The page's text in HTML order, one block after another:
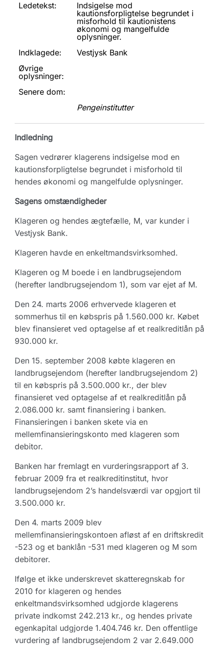
Ledetekst:
Indsigelse mod
kautionsforpligtelse begrundet i
misforhold til kautionistens
økonomi og mangelfulde
oplysninger.
Indklagede:
Vestjysk Bank
Øvrige
oplysninger:
Senere dom:
Pengeinstitutter
Indledning
Sagen vedrører klagerens indsigelse mod en
kautionsforpligtelse begrundet i misforhold til
hendes økonomi og mangelfulde oplysninger.
Sagens omstændigheder
Klageren og hendes ægtefælle, M, var kunder i
Vestjysk Bank.
Klageren havde en enkeltmandsvirksomhed.
Klageren og M boede i en landbrugsejendom
(herefter landbrugsejendom 1), som var ejet af M.
Den 24. marts 2006 erhvervede klageren et
sommerhus til en købspris på 1.560.000 kr. Købet
blev finansieret ved optagelse af et realkreditlån på
930.000 kr.
Den 15. september 2008 købte klageren en
landbrugsejendom (herefter landbrugsejendom 2)
til en købspris på 3.500.000 kr., der blev
finansieret ved optagelse af et realkreditlån på
2.086.000 kr. samt finansiering i banken.
Finansieringen i banken skete via en
mellemfinansieringskonto med klageren som
debitor.
Banken har fremlagt en vurderingsrapport af 3.
februar 2009 fra et realkreditinstitut, hvor
landbrugsejendom 2’s handelsværdi var opgjort til
3.500.000 kr.
Den 4. marts 2009 blev
mellemfinansieringskontoen afløst af en driftskredit
-523 og et banklån -531 med klageren og M som
debitorer.
Ifølge et ikke underskrevet skatteregnskab for
2010 for klageren og hendes
enkeltmandsvirksomhed udgjorde klagerens
private indkomst 242.213 kr., og hendes private
egenkapital udgjorde 1.404.746 kr. Den offentlige
vurdering af landbrugsejendom 2 var 2.649.000